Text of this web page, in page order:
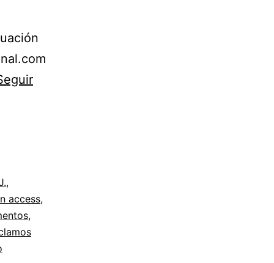
,
access,
,